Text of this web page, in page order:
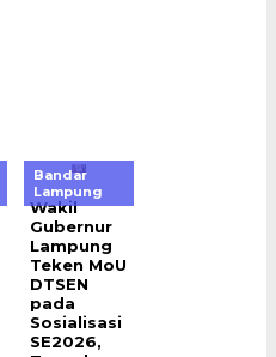
Bandar
Lampung
Wakil
Gubernur
Lampung
Teken MoU
DTSEN
pada
Sosialisasi
SE2026,